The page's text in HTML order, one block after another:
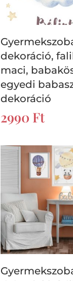
dekoráció,
maci,
egyedi
dekoráció
2990 Ft